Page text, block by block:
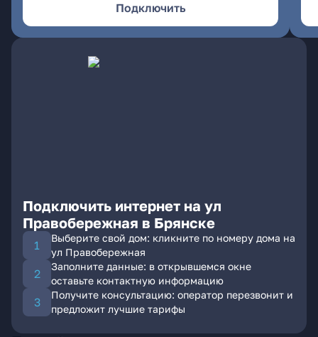
Подключить
Подключить интернет на ул
Правобережная в Брянске
Выберите свой дом: кликните по номеру дома на
ул Правобережная
Заполните данные: в открывшемся окне
оставьте контактную информацию
Получите консультацию: оператор перезвонит и
предложит лучшие тарифы